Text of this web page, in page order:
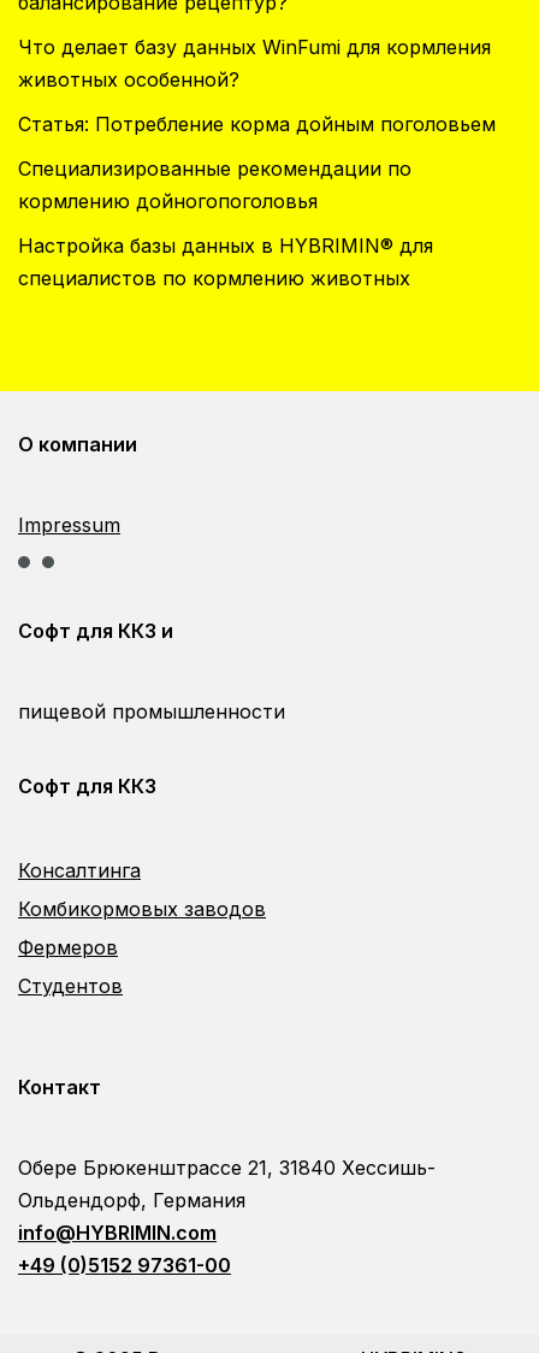
Что делает базу данных WinFumi для кормления
животных особенной?
Статья: Потребление корма дойным поголовьем
Специализированные рекомендации по
кормлению дойногопоголовья
Настройка базы данных в HYBRIMIN® для
специалистов по кормлению животных
О компании
Impressum
Софт для ККЗ и
пищевой промышленности
Софт для ККЗ
Консалтинга
Комбикормовых заводов
Фермеров
Студентов
Контакт
Обере Брюкенштрассе 21, 31840 Хессишь-
Ольдендорф, Германия
info@HYBRIMIN.com
+49 (0)5152 97361-00